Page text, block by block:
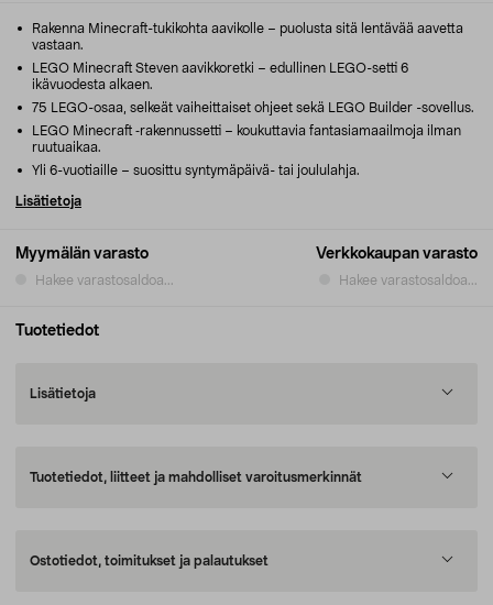
Myymälän varasto
Hakee varastosaldoa...
Verkkokaupan varasto
Hakee varastosaldoa...
Rakenna Minecraft-tukikohta aavikolle – puolusta sitä lentävää aavetta
vastaan.
LEGO Minecraft Steven aavikkoretki – edullinen LEGO-setti 6
ikävuodesta alkaen.
75 LEGO-osaa, selkeät vaiheittaiset ohjeet sekä LEGO Builder -sovellus.
LEGO Minecraft ‑rakennussetti – koukuttavia fantasiamaailmoja ilman
ruutuaikaa.
Yli 6-vuotiaille – suosittu syntymäpäivä- tai joululahja.
Lisätietoja
Tuotetiedot
Lisätietoja
Tuotetiedot, liitteet ja mahdolliset varoitusmerkinnät
Ostotiedot, toimitukset ja palautukset